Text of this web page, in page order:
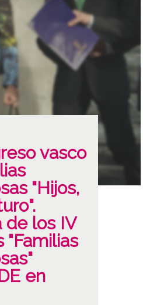
vasco
"Hijos,
de los IV
"Familias
en